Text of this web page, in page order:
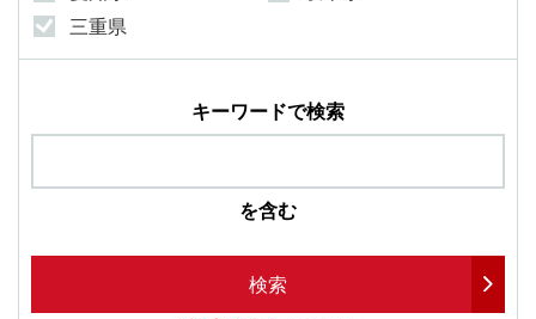
三重県
キーワードで検索
を含む
検索